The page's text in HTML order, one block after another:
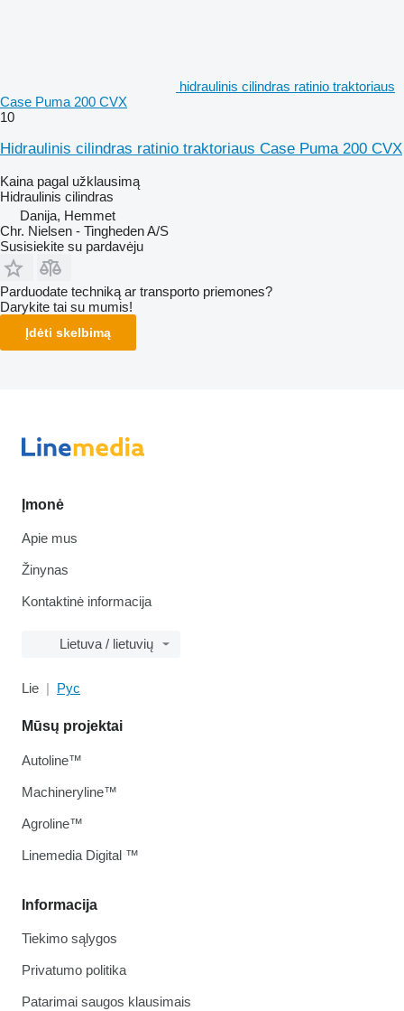
hidraulinis cilindras ratinio traktoriaus
Case Puma 200 CVX
10
Hidraulinis cilindras ratinio traktoriaus Case Puma 200 CVX
Kaina pagal užklausimą
Hidraulinis cilindras
Danija, Hemmet
Chr. Nielsen - Tingheden A/S
Susisiekite su pardavėju
Parduodate techniką ar transporto priemones?
Darykite tai su mumis!
Įdėti skelbimą
Įmonė
Apie mus
Žinynas
Kontaktinė informacija
Lietuva / lietuvių
Lie Рус
Informacija
Tiekimo sąlygos
Privatumo politika
Patarimai saugos klausimais
Mūsų projektai
Autoline™
Machineryline™
Agroline™
Linemedia Digital ™